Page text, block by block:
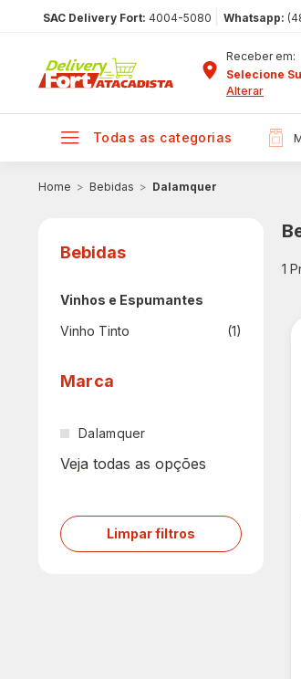
SAC Delivery Fort: 4004-5080 Whatsapp:
Receber em:
Selecione
Alterar
todas as categorias
Bebidas Dalamquer
Bebidas
Vinhos e Espumantes
Vinho Tinto
(1)
Marca
Dalamquer
Veja todas as opções
Limpar filtros
1